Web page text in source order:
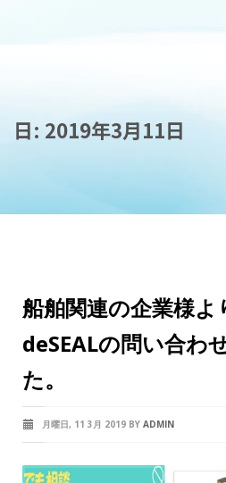
日: 2019年3月11日
船舶関連の企業様よ
deSEALの問い合わ
た。
月曜日, 11 3月 2019 BY ADMIN